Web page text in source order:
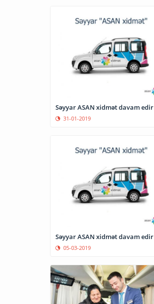
Səyyar ASAN xidmət davam edir
31-01-2019
Səyyar ASAN xidmət davam edir
05-03-2019